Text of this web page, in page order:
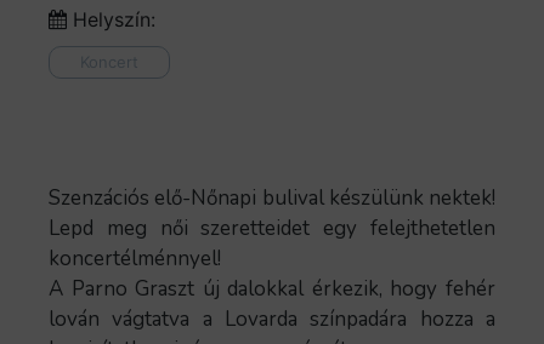
Helyszín:
Koncert
Szenzációs elő-Nőnapi bulival készülünk nektek!
Lepd meg női szeretteidet egy felejthetetlen
koncertélménnyel!
A Parno Graszt új dalokkal érkezik, hogy fehér
lován vágtatva a Lovarda színpadára hozza a